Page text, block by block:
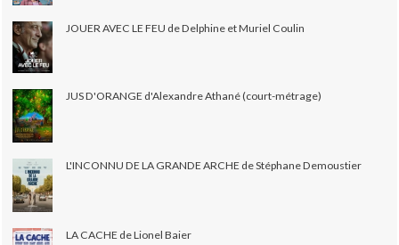
JOUER AVEC LE FEU de Delphine et Muriel Coulin
JUS D'ORANGE d'Alexandre Athané (court-métrage)
L'INCONNU DE LA GRANDE ARCHE de Stéphane Demoustier
LA CACHE de Lionel Baier